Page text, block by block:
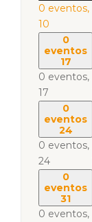
0 eventos,
10
0
eventos
17
0 eventos,
17
0
eventos
24
0 eventos,
24
0
eventos
31
0 eventos,